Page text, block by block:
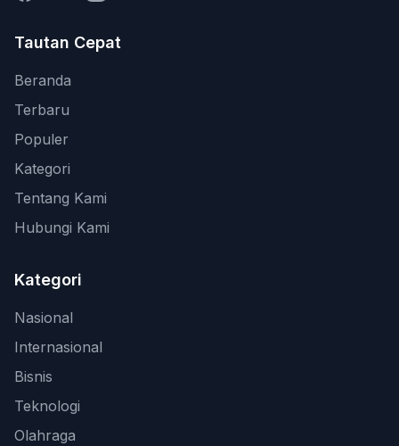
Tautan Cepat
Beranda
Terbaru
Populer
Kategori
Tentang Kami
Hubungi Kami
Kategori
Nasional
Internasional
Bisnis
Teknologi
Olahraga